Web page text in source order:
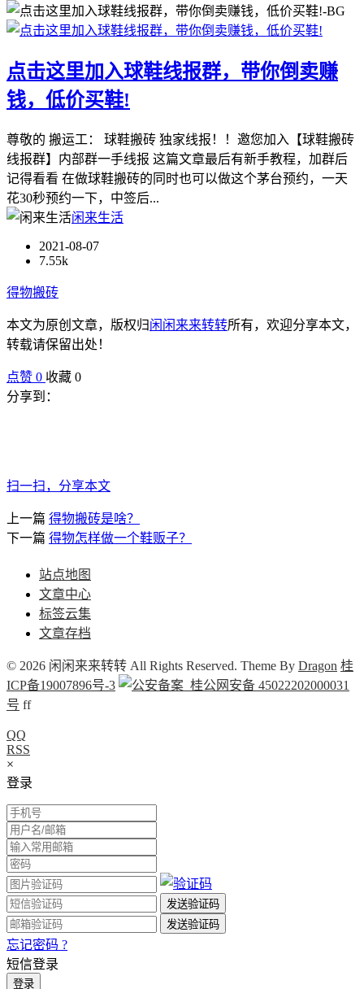
点击这里加入球鞋线报群，带你倒卖赚
钱，低价买鞋!
尊敬的 搬运工： 球鞋搬砖 独家线报！！邀您加入【球鞋搬砖
线报群】内部群一手线报 这篇文章最后有新手教程，加群后
记得看看 在做球鞋搬砖的同时也可以做这个茅台预约，一天
花30秒预约一下，中签后...
闲来生活
2021-08-07
7.55k
得物搬砖
本文为原创文章，版权归闲闲来来转转所有，欢迎分享本文，
转载请保留出处！
点赞 0 收藏 0
分享到：
扫一扫，分享本文
上一篇 得物搬砖是啥？
下一篇 得物怎样做一个鞋贩子？
站点地图
文章中心
标签云集
文章存档
© 2026 闲闲来来转转 All Rights Reserved. Theme By Dragon 桂
ICP备19007896号-3
桂公网安备 45022202000031
号 ff
QQ
RSS
×
登录
忘记密码 ?
短信登录